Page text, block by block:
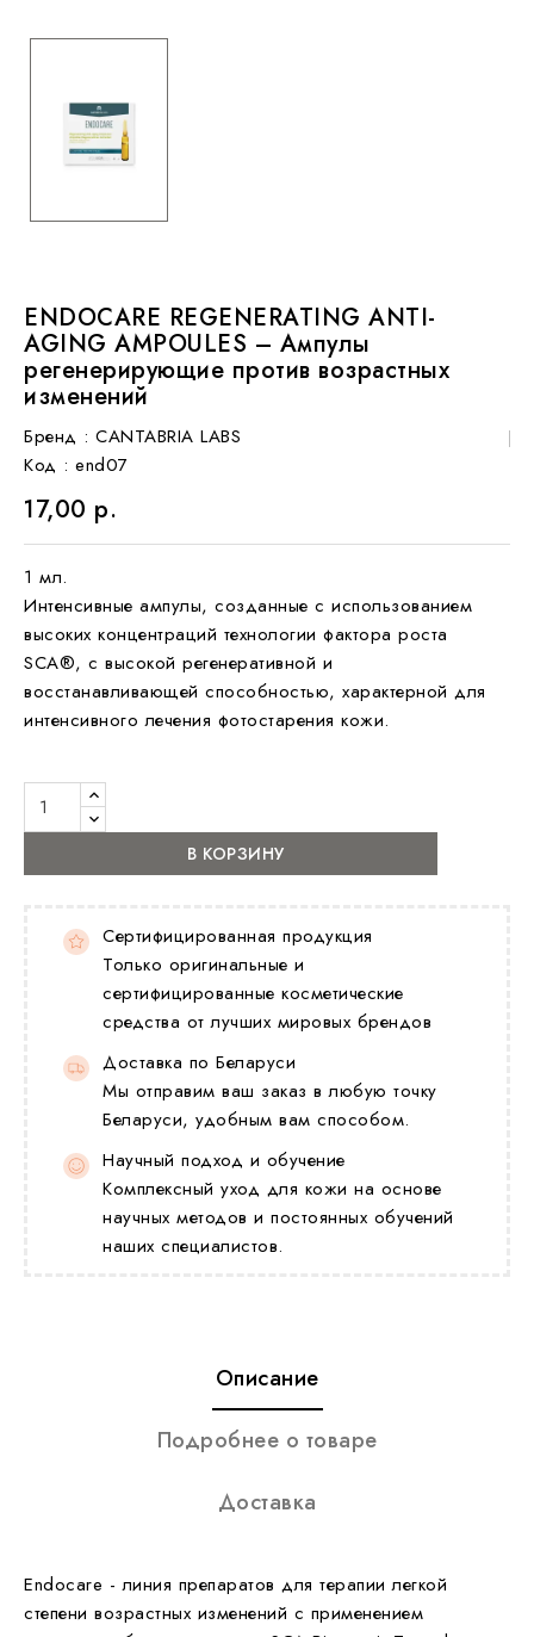
ENDOCARE REGENERATING ANTI-
AGING AMPOULES – Ампулы
регенерирующие против возрастных
изменений
Бренд : CANTABRIA LABS
Код : end07
17,00 р.
1 мл.
Интенсивные ампулы, созданные с использованием
высоких концентраций технологии фактора роста
SCA®, с высокой регенеративной и
восстанавливающей способностью, характерной для
интенсивного лечения фотостарения кожи.
В КОРЗИНУ
Сертифицированная продукция
Только оригинальные и
сертифицированные косметические
средства от лучших мировых брендов
Доставка по Беларуси
Мы отправим ваш заказ в любую точку
Беларуси, удобным вам способом.
Научный подход и обучение
Комплексный уход для кожи на основе
научных методов и постоянных обучений
наших специалистов.
Описание
Подробнее о товаре
Доставка
Endocare - линия препаратов для терапии легкой
степени возрастных изменений с применением